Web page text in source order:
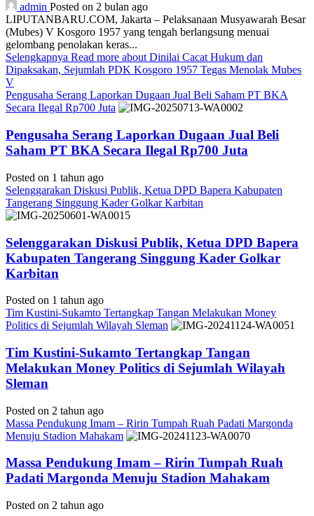
admin Posted on 2 bulan ago
LIPUTANBARU.COM, Jakarta – Pelaksanaan Musyawarah Besar
(Mubes) V Kosgoro 1957 yang tengah berlangsung menuai
gelombang penolakan keras...
Selengkapnya Read more about Dinilai Cacat Hukum dan
Dipaksakan, Sejumlah PDK Kosgoro 1957 Tegas Menolak Mubes
V
Pengusaha Serang Laporkan Dugaan Jual Beli Saham PT BKA
Secara Ilegal Rp700 Juta
Pengusaha Serang Laporkan Dugaan Jual Beli
Saham PT BKA Secara Ilegal Rp700 Juta
Posted on 1 tahun ago
Selenggarakan Diskusi Publik, Ketua DPD Bapera Kabupaten
Tangerang Singgung Kader Golkar Karbitan
Selenggarakan Diskusi Publik, Ketua DPD Bapera
Kabupaten Tangerang Singgung Kader Golkar
Karbitan
Posted on 1 tahun ago
Tim Kustini-Sukamto Tertangkap Tangan Melakukan Money
Politics di Sejumlah Wilayah Sleman
Tim Kustini-Sukamto Tertangkap Tangan
Melakukan Money Politics di Sejumlah Wilayah
Sleman
Posted on 2 tahun ago
Massa Pendukung Imam – Ririn Tumpah Ruah Padati Margonda
Menuju Stadion Mahakam
Massa Pendukung Imam – Ririn Tumpah Ruah
Padati Margonda Menuju Stadion Mahakam
Posted on 2 tahun ago